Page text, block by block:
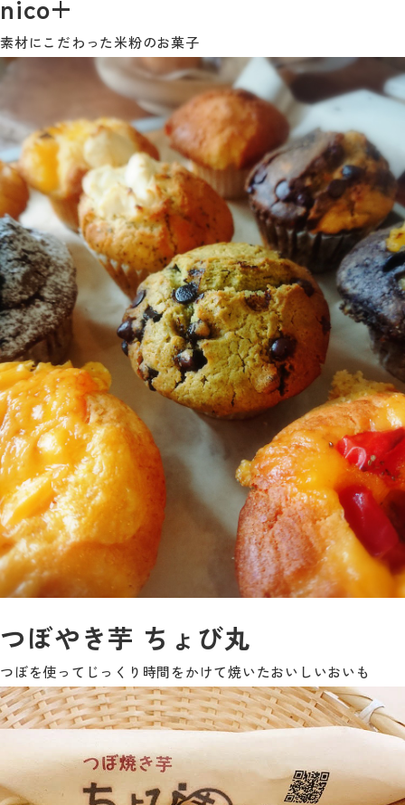
nico+
素材にこだわった米粉のお菓子
つぼやき芋 ちょび丸
つぼを使ってじっくり時間をかけて焼いたおいしいおいも